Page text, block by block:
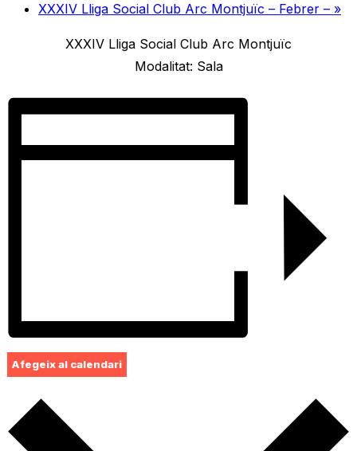
XXXIV Lliga Social Club Arc Montjuïc – Febrer – »
XXXIV Lliga Social Club Arc Montjuïc
Modalitat: Sala
Afegeix al calendari